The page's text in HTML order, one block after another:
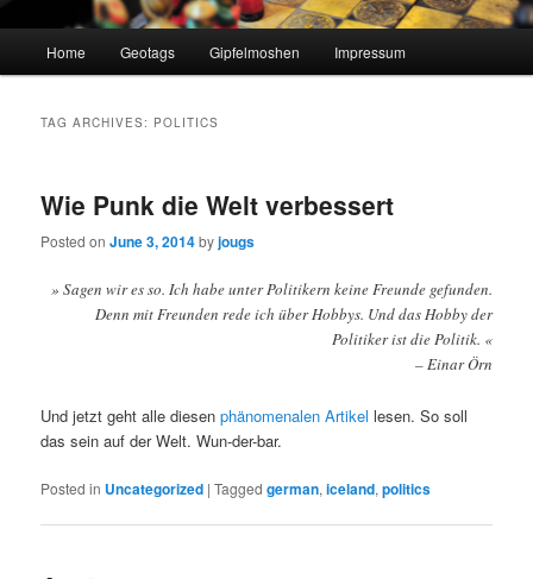
Home Geotags Gipfelmoshen Impressum
TAG ARCHIVES: POLITICS
Wie Punk die Welt verbessert
Posted onJune 3, 2014byjougs
» Sagen wir es so. Ich habe unter Politikern keine Freunde gefunden.
Denn mit Freunden rede ich über Hobbys. Und das Hobby der
Politiker ist die Politik. «
– Einar Örn
Und jetzt geht alle diesenphänomenalen Artikel lesen. So soll
das sein auf der Welt. Wun-der-bar.
Posted in Uncategorized |Tagged german,iceland,politics